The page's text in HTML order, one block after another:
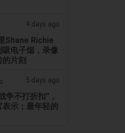
4 days ago
Shane Richie
电子烟，录像
片刻
5 days ago
争不打折扣”，
示；最年轻的